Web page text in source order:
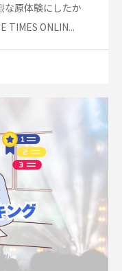
な原体験にしたか
TIMES ONLIN...